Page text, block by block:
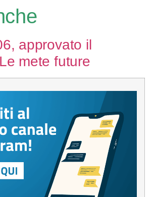
approvato il
mete future